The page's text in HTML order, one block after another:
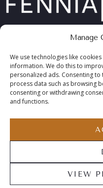
Manage
We use technologies like
information. We do this to
personalized ads. Consenting
process data such as browsing
consenting or withdrawing
and functions.
VIEW
COPYRIGHT ©2026